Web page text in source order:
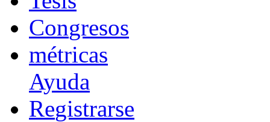
Congresos
métricas
Ayuda
Registrarse